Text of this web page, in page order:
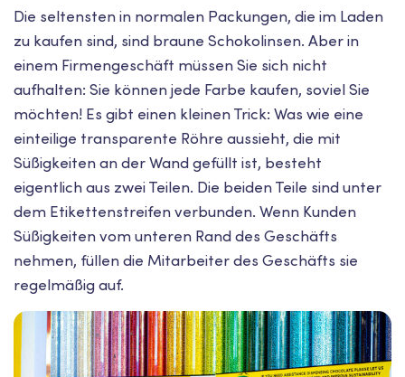
Die seltensten in normalen Packungen, die im Laden
zu kaufen sind, sind braune Schokolinsen. Aber in
einem Firmengeschäft müssen Sie sich nicht
aufhalten: Sie können jede Farbe kaufen, soviel Sie
möchten! Es gibt einen kleinen Trick: Was wie eine
einteilige transparente Röhre aussieht, die mit
Süßigkeiten an der Wand gefüllt ist, besteht
eigentlich aus zwei Teilen. Die beiden Teile sind unter
dem Etikettenstreifen verbunden. Wenn Kunden
Süßigkeiten vom unteren Rand des Geschäfts
nehmen, füllen die Mitarbeiter des Geschäfts sie
regelmäßig auf.